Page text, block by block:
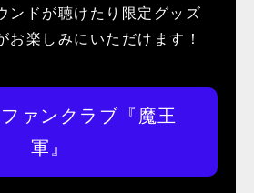
ンドが聴けたり限定グッズ
お楽しみにいただけます！
ァンクラブ『魔王
軍』